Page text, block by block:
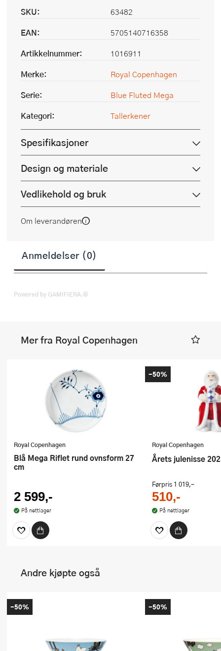
SKU:
63482
EAN:
5705140716358
Artikkelnummer:
1016911
Merke:
Royal Copenhagen
Serie:
Blue Fluted Mega
Kategori:
Tallerkener
Spesifikasjoner
Design og materiale
Vedlikehold og bruk
Om leverandøren
Anmeldelser (0)
Powered by GAMIFIERA.®
Mer fra Royal Copenhagen
Royal Copenhagen
Blå Mega Riflet rund ovnsform 27
cm
2 599,-
På nettlager
Royal Copenhagen
Årets julenisse
Førpris 1 019,-
510,-
På nettlager
-50%
Andre kjøpte også
-50% -50%